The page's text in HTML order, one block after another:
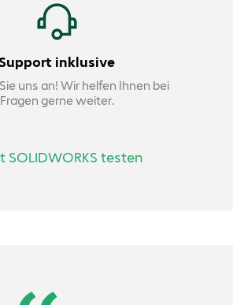
Support inklusive
uns an! Wir helfen Ihnen bei
Fragen gerne weiter.
SOLIDWORKS testen